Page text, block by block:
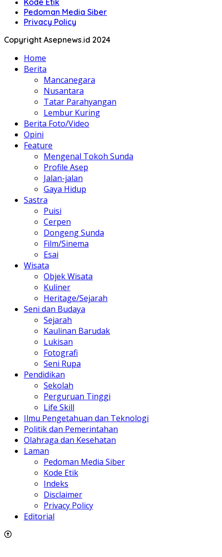
Kode Etik
Pedoman Media Siber
Privacy Policy
Copyright Asepnews.id 2024
Home
Berita
Mancanegara
Nusantara
Tatar Parahyangan
Lembur Kuring
Berita Foto/Video
Opini
Feature
Mengenal Tokoh Sunda
Profile Asep
Jalan-jalan
Gaya Hidup
Sastra
Puisi
Cerpen
Dongeng Sunda
Film/Sinema
Esai
Wisata
Objek Wisata
Kuliner
Heritage/Sejarah
Seni dan Budaya
Sejarah
Kaulinan Barudak
Lukisan
Fotografi
Seni Rupa
Pendidikan
Sekolah
Perguruan Tinggi
Life Skill
Ilmu Pengetahuan dan Teknologi
Politik dan Pemerintahan
Olahraga dan Kesehatan
Laman
Pedoman Media Siber
Kode Etik
Indeks
Disclaimer
Privacy Policy
Editorial